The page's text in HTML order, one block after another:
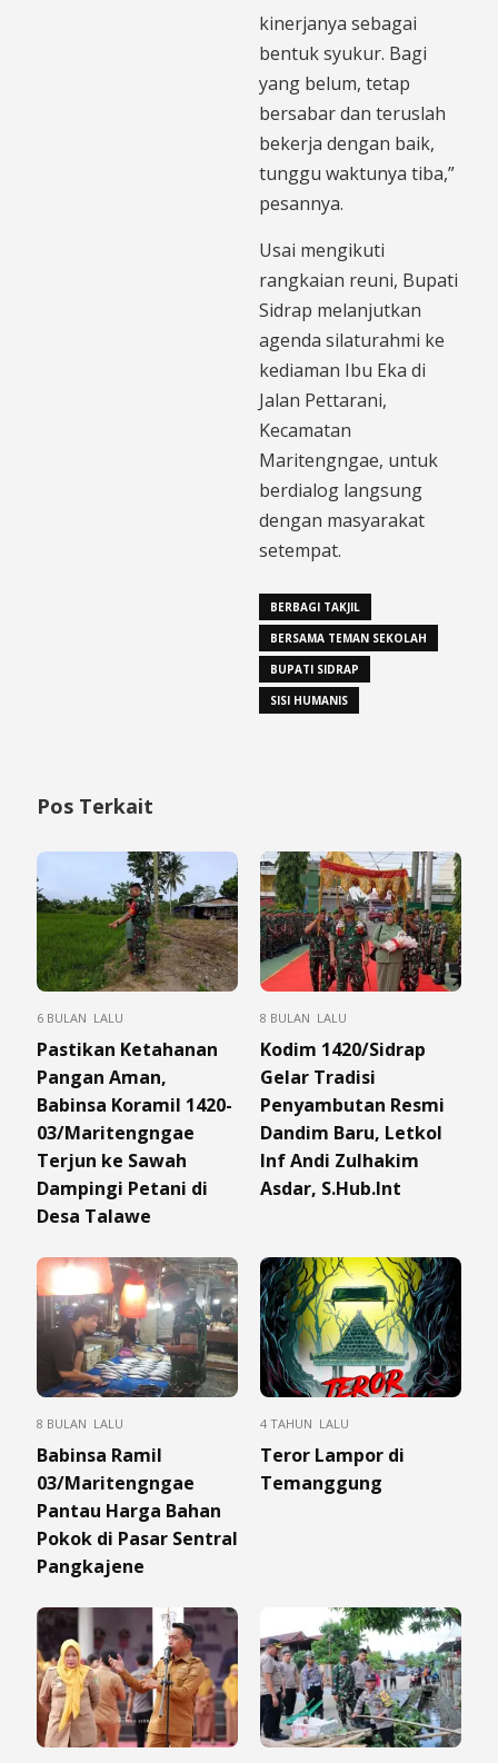
kinerjanya sebagai
bentuk syukur. Bagi
yang belum, tetap
bersabar dan teruslah
bekerja dengan baik,
tunggu waktunya tiba,”
pesannya.
Usai mengikuti
rangkaian reuni, Bupati
Sidrap melanjutkan
agenda silaturahmi ke
kediaman Ibu Eka di
Jalan Pettarani,
Kecamatan
Maritengngae, untuk
berdialog langsung
dengan masyarakat
setempat.
BERBAGI TAKJIL
BERSAMA TEMAN SEKOLAH
BUPATI SIDRAP
SISI HUMANIS
Pos Terkait
6 BULAN LALU
Pastikan Ketahanan
Pangan Aman,
Babinsa Koramil 1420-
03/Maritengngae
Terjun ke Sawah
Dampingi Petani di
Desa Talawe
8 BULAN LALU
Kodim 1420/Sidrap
Gelar Tradisi
Penyambutan Resmi
Dandim Baru, Letkol
Inf Andi Zulhakim
Asdar, S.Hub.Int
8 BULAN LALU
Babinsa Ramil
03/Maritengngae
Pantau Harga Bahan
Pokok di Pasar Sentral
Pangkajene
4 TAHUN LALU
Teror Lampor di
Temanggung